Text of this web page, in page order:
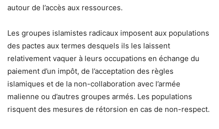
autour de l’accès aux ressources.
Les groupes islamistes radicaux imposent aux populations
des pactes aux termes desquels ils les laissent
relativement vaquer à leurs occupations en échange du
paiement d’un impôt, de l’acceptation des règles
islamiques et de la non-collaboration avec l’armée
malienne ou d’autres groupes armés. Les populations
risquent des mesures de rétorsion en cas de non-respect.